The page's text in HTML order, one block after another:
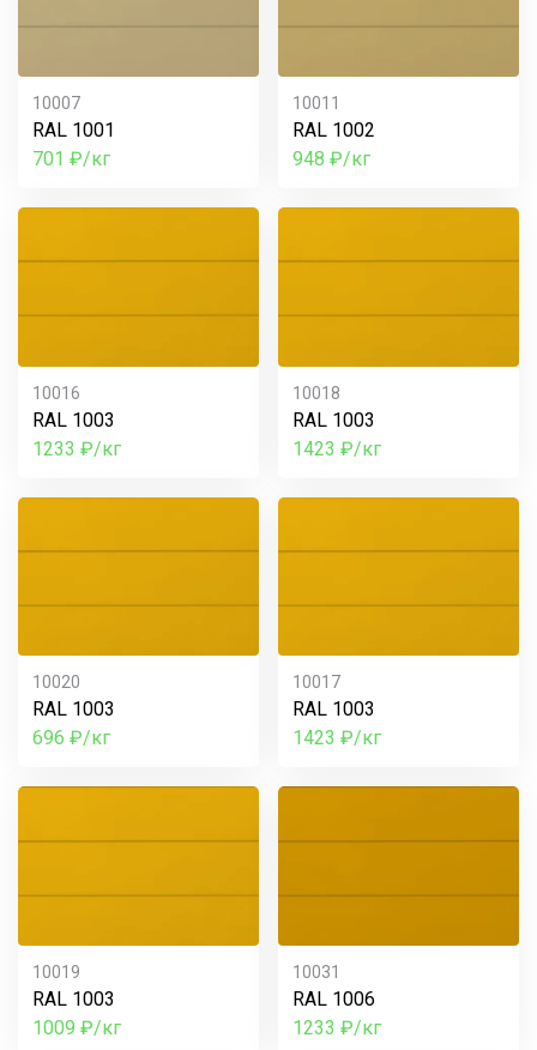
10007
RAL 1001
701 ₽/кг
10011
RAL 1002
948 ₽/кг
10016
RAL 1003
1233 ₽/кг
10018
RAL 1003
1423 ₽/кг
10020
RAL 1003
696 ₽/кг
10017
RAL 1003
1423 ₽/кг
10019
RAL 1003
1009 ₽/кг
10031
RAL 1006
1233 ₽/кг